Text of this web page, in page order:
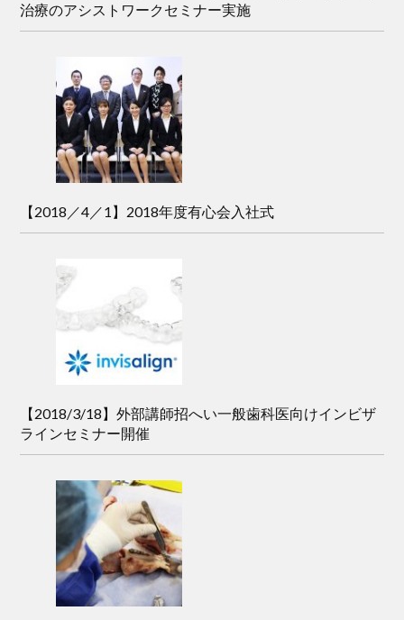
治療のアシストワークセミナー実施
【2018／4／1】2018年度有心会入社式
【2018/3/18】外部講師招へい一般歯科医向けインビザ
ラインセミナー開催